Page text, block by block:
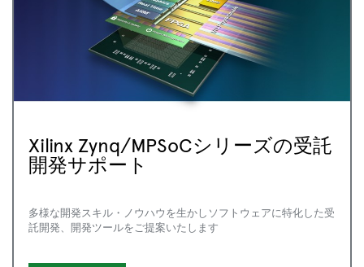
Xilinx Zynq/MPSoCシリーズの受託
開発サポート
多様な開発スキル・ノウハウを生かしソフトウェアに特化した受
託開発、開発ツールをご提案いたします